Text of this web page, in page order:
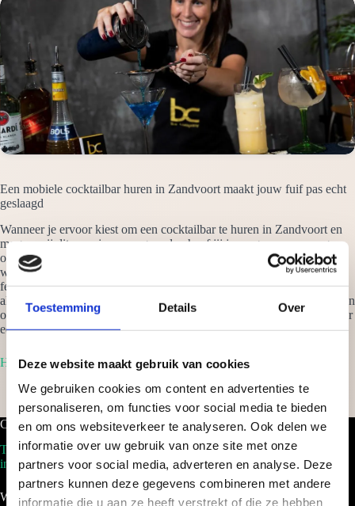
Toestemming Details Over
Deze website maakt gebruik van cookies
We gebruiken cookies om content en advertenties te
personaliseren, om functies voor social media te bieden
en om ons websiteverkeer te analyseren. Ook delen we
informatie over uw gebruik van onze site met onze
partners voor social media, adverteren en analyse. Deze
partners kunnen deze gegevens combineren met andere
informatie die u aan ze heeft verstrekt of die ze hebben
Een mobiele cocktailbar huren in Zandvoort maakt jouw fuif pas echt
geslaagd
Wanneer je ervoor kiest om een cocktailbar te huren in Zandvoort en
mogen wij dit voor je verzorgen, dan hoef jij je nergens meer zorgen
om te maken. Wij verzorgen alles tot in details en zorgen er voor dat
we jouw ceremonie naar een hoger niveau tillen. Van een klein intiem
feestje thuis, tot eenmega evenement als een beurs, onze cocktails zijn
altijd een omvangrijk succesnummer. Vraag vrijblijvend een offerte aan
om een cocktailbar te huren in Zandvoort en je ontvangt binnen 24 uur
een scherp voorstel op maat!
Home
Cocktailbar.nl
Tel. 088-2035100
info@cocktailbar.nl
Wij werken landelijk!